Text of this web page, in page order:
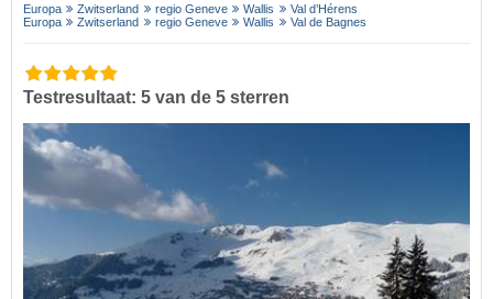
Europa Zwitserland regio Geneve Wallis
Val d’Hérens
Europa
Zwitserland regio Geneve Wallis Val de Bagnes
Testresultaat: 5 van de 5 sterren